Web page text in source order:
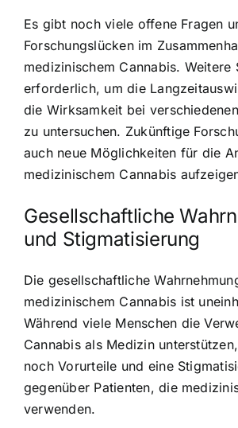
Es gibt noch viele offene Fragen
Forschungslücken im
medizinischem Cannabis. Weitere
erforderlich, um die
die Wirksamkeit bei
zu untersuchen. Zukünftige
auch neue Möglichkeiten für die
medizinischem Cannabis
Gesellschaftliche
und Stigmatisierung
Die gesellschaftliche
medizinischem Cannabis ist
Während viele Menschen die
Cannabis als Medizin
noch Vorurteile und eine
gegenüber Patienten, die
verwenden.